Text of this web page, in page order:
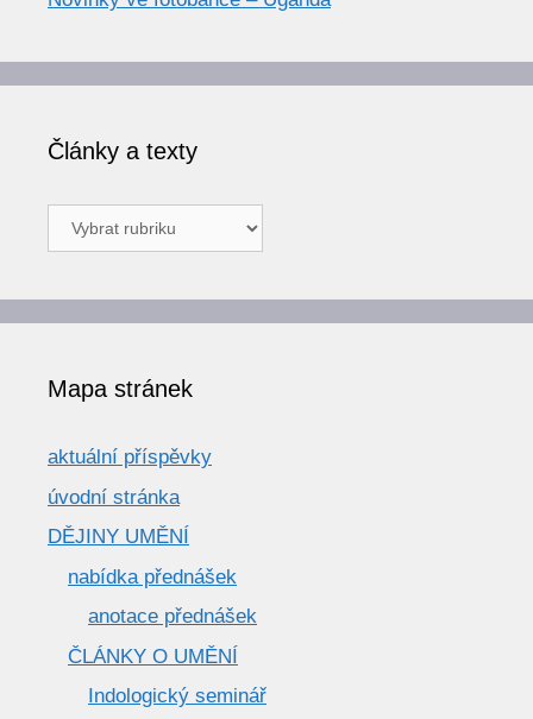
Články a texty
Články
a
Mapa stránek
aktuální příspěvky
úvodní stránka
DĚJINY UMĚNÍ
nabídka přednášek
anotace přednášek
ČLÁNKY O UMĚNÍ
Indologický seminář